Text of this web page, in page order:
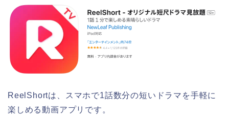
ReelShortは、スマホで1話数分の短いドラマを手軽に
楽しめる動画アプリです。